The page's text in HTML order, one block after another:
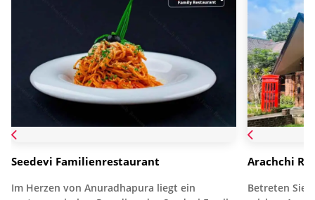
Seedevi Familienrestaurant
Im Herzen von Anuradhapura liegt ein
Arachchi
Betreten Sie